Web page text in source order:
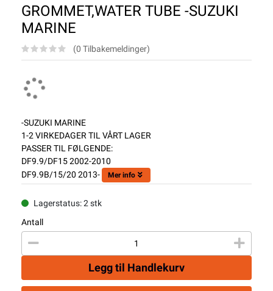
GROMMET,WATER TUBE -SUZUKI
MARINE
(0 Tilbakemeldinger)
-SUZUKI MARINE
1-2 VIRKEDAGER TIL VÅRT LAGER
PASSER TIL FØLGENDE:
DF9.9/DF15 2002-2010
DF9.9B/15/20 2013-
Mer info
Lagerstatus: 2 stk
Antall
Legg til Handlekurv